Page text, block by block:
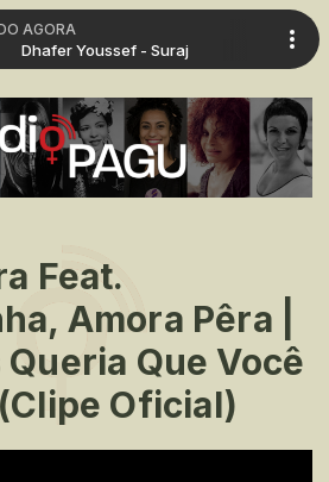
AGORA
Dhafer Youssef - Suraj
Feat.
Amora Pêra |
Que Você
Oficial)